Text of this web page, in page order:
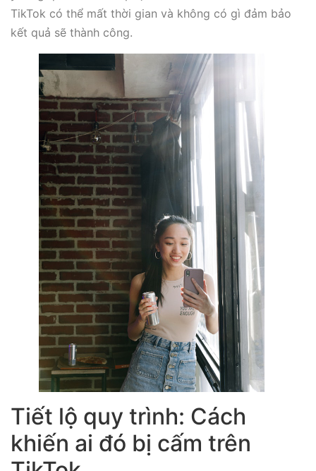
TikTok có thể mất thời gian và không có gì đảm bảo
kết quả sẽ thành công.
Tiết lộ quy trình: Cách
khiến ai đó bị cấm trên